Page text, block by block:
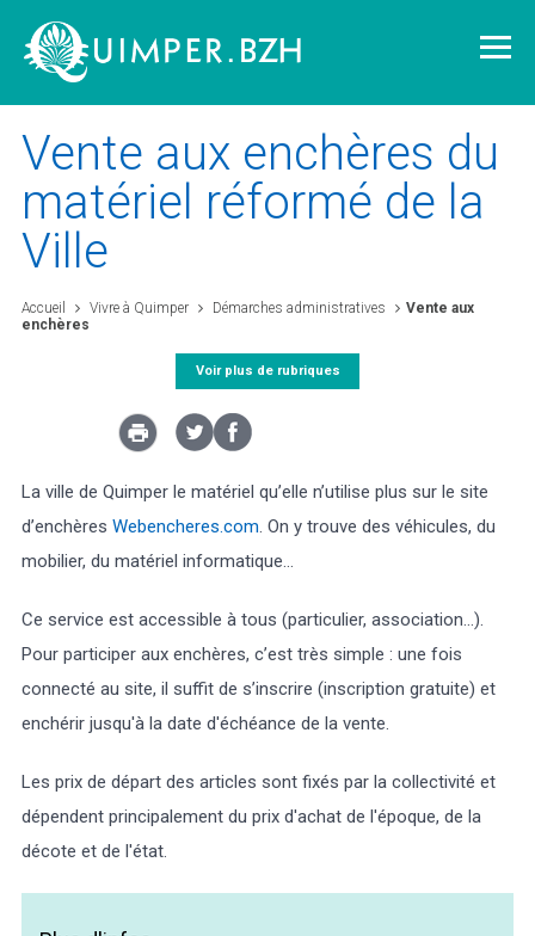
Vivre à Quimper
Découvrir Quimper
Quimper demain
Quimper citoyenne
L'agglomération
Météo/UV Webcams Select Language
Vente aux enchères du
matériel réformé de la
Ville
Accueil Vivre à Quimper Démarches administratives
Vente aux
enchères
Voir plus de rubriques
La ville de Quimper le matériel qu’elle n’utilise plus sur le site
d’enchères Webencheres.com. On y trouve des véhicules, du
mobilier, du matériel informatique…
Ce service est accessible à tous (particulier, association…).
Pour participer aux enchères, c’est très simple : une fois
connecté au site, il suffit de s’inscrire (inscription gratuite) et
enchérir jusqu'à la date d'échéance de la vente.
Les prix de départ des articles sont fixés par la collectivité et
dépendent principalement du prix d'achat de l'époque, de la
décote et de l'état.